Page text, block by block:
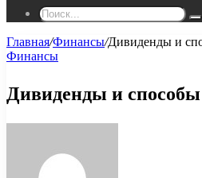
Главная/Финансы/Дивиденды и
Финансы
Дивиденды и